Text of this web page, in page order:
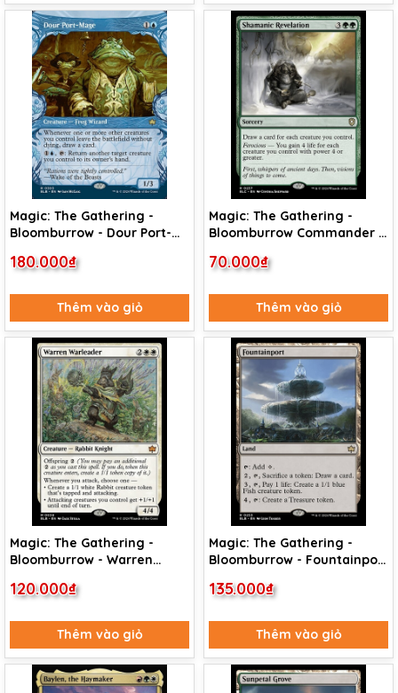
Magic: The Gathering -
Bloomburrow - Dour Port-
180.000₫
Thêm vào giỏ
Magic: The Gathering -
Bloomburrow Commander -
70.000₫
Thêm vào giỏ
Magic: The Gathering -
Bloomburrow - Warren
120.000₫
Thêm vào giỏ
Magic: The Gathering -
Bloomburrow - Fountainport
135.000₫
Thêm vào giỏ